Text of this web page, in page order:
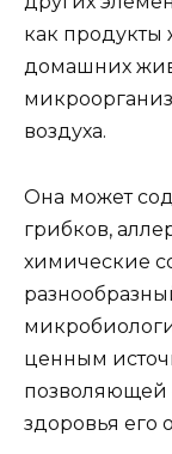
как продукты
домашних
воздуха.
Она может
грибков,
химические
ценным
позволяющей
здоровья его